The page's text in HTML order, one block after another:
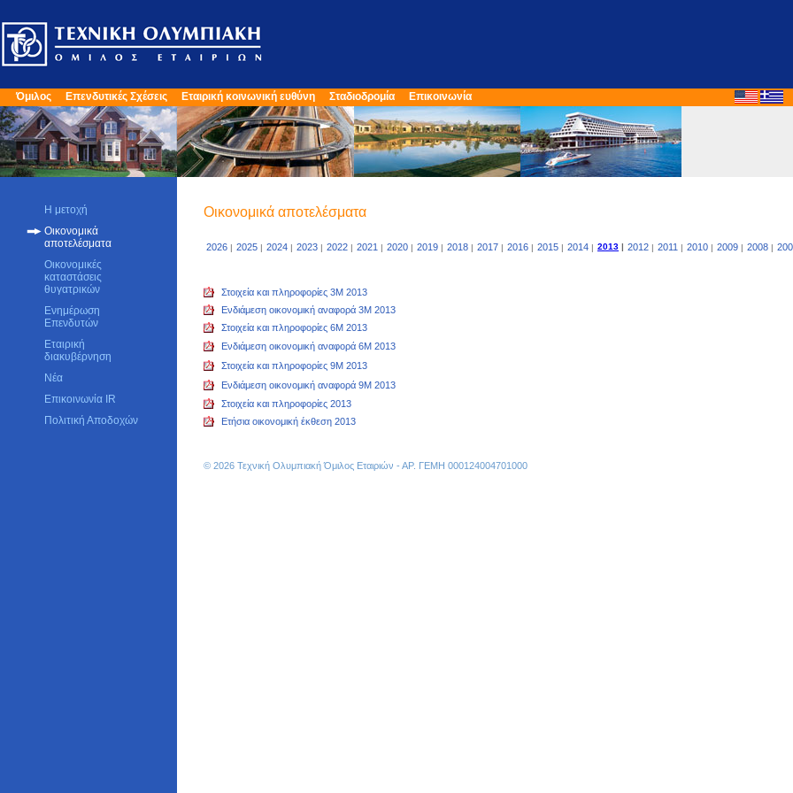
Όμιλος Επενδυτικές Σχέσεις Εταιρική κοινωνική ευθύνη Σταδιοδρομία Επικοινωνία
Η μετοχή
Οικονομικά
αποτελέσματα
Οικονομικές
καταστάσεις
θυγατρικών
Ενημέρωση
Επενδυτών
Εταιρική
διακυβέρνηση
Νέα
Επικοινωνία IR
Πολιτική Αποδοχών
Οικονομικά αποτελέσματα
2026 | 2025 | 2024 | 2023 | 2022 | 2021 | 2020 | 2019 | 2018 | 2017 | 2016 | 2015 | 2014 | 2013 | 2012 | 2011 | 2010 | 2009 | 2008 |
Στοιχεία και πληροφορίες 3M 2013
Ενδιάμεση οικονομική αναφορά 3M 2013
Στοιχεία και πληροφορίες 6M 2013
Ενδιάμεση οικονομική αναφορά 6M 2013
Στοιχεία και πληροφορίες 9M 2013
Ενδιάμεση οικονομική αναφορά 9M 2013
Στοιχεία και πληροφορίες 2013
Ετήσια οικονομική έκθεση 2013
© 2026 Τεχνική Ολυμπιακή Όμιλος Εταιριών - ΑΡ. ΓΕΜΗ 000124004701000